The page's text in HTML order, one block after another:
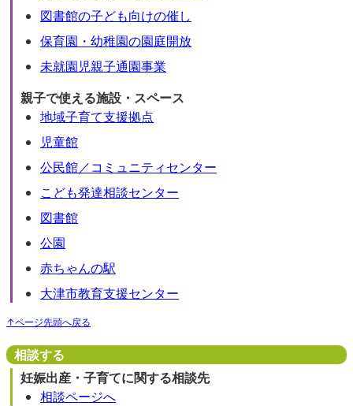
図書館の子ども向けの催し
保育園・幼稚園の園庭開放
未就園児親子通園事業
親子で使える施設・スペース
地域子育て支援拠点
児童館
公民館／コミュニティセンター
こども発達相談センター
図書館
公園
赤ちゃんの駅
大津市教育支援センター
↑ページ先頭へ戻る
相談する
妊娠出産・子育てに関する相談先
相談ページへ